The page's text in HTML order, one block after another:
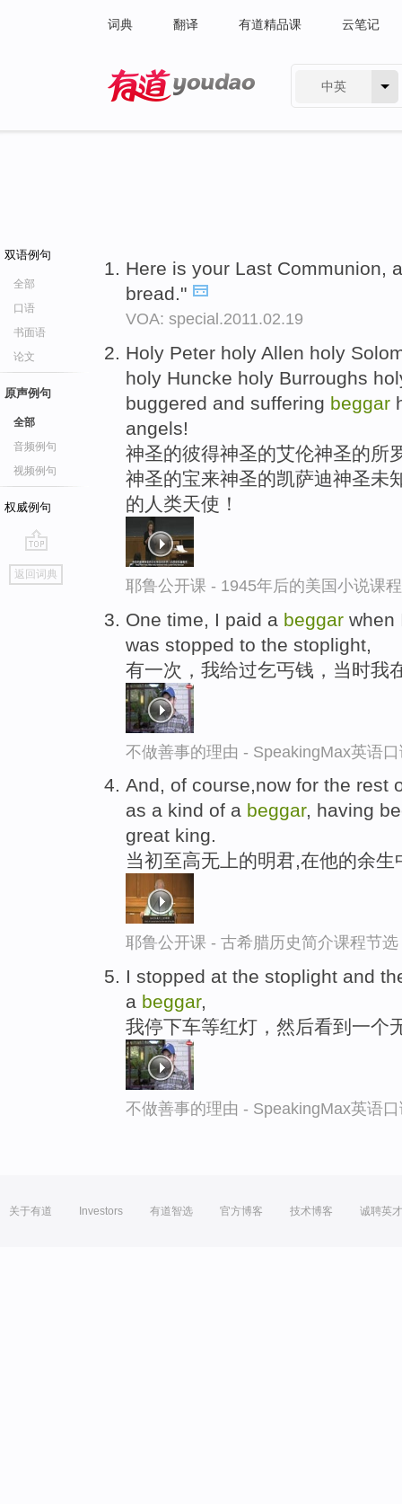
词典 翻译 有道精品课 云笔记
中英
双语例句
全部
口语
书面语
论文
原声例句
全部
音频例句
视频例句
权威例句
go
top
返回词典
Here is your Last Communion,
bread."
VOA: special.2011.02.19
Holy Peter holy Allen holy
holy Huncke holy Burroughs
buggered and suffering beggar
angels!
神圣的彼得神圣的艾伦神圣的所
神圣的宝来神圣的凯萨迪神圣未
的人类天使！
耶鲁公开课 - 1945年后的美国小说课
One time, I paid a beggar when
was stopped to the stoplight,
有一次，我给过乞丐钱，当时我
不做善事的理由 - SpeakingMax英语
And, of course,now for the rest
as a kind of a beggar, having
great king.
当初至高无上的明君,在他的余
耶鲁公开课 - 古希腊历史简介课程节选
I stopped at the stoplight and
a beggar,
我停下车等红灯，然后看到一个
不做善事的理由 - SpeakingMax英语
关于有道 Investors 有道智选 官方博客 技术博客 诚聘英才